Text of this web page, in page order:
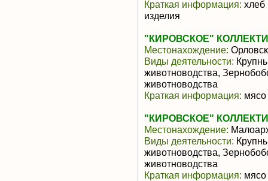
Краткая информация: хлеб
изделия
"КИРОВСКОЕ"
Местонахождение:
Виды деятельности:
животноводства,
животноводства
Краткая информация: мясо
"КИРОВСКОЕ"
Местонахождение:
Виды деятельности:
животноводства,
животноводства
Краткая информация: мясо